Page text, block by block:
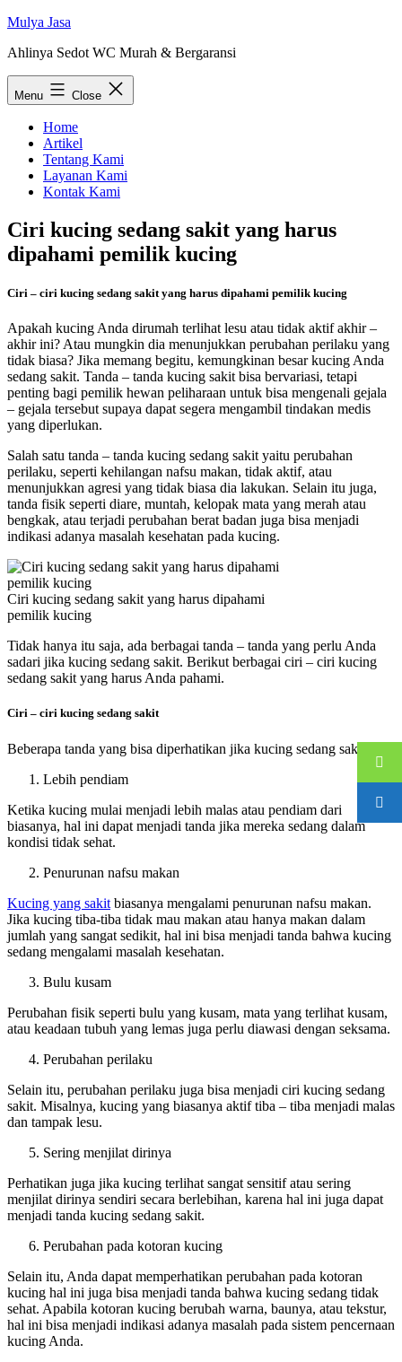
Skip
content
Mulya Jasa
Ahlinya Sedot WC Murah & Bergaransi
Menu Close
Home
Artikel
Tentang Kami
Layanan Kami
Kontak Kami
Ciri kucing sedang sakit yang harus
dipahami pemilik kucing
Ciri – ciri kucing sedang sakit yang harus dipahami pemilik kucing
Apakah kucing Anda dirumah terlihat lesu atau tidak aktif akhir –
akhir ini? Atau mungkin dia menunjukkan perubahan perilaku yang
tidak biasa? Jika memang begitu, kemungkinan besar kucing Anda
sedang sakit. Tanda – tanda kucing sakit bisa bervariasi, tetapi
penting bagi pemilik hewan peliharaan untuk bisa mengenali gejala
– gejala tersebut supaya dapat segera mengambil tindakan medis
yang diperlukan.
Salah satu tanda – tanda kucing sedang sakit yaitu perubahan
perilaku, seperti kehilangan nafsu makan, tidak aktif, atau
menunjukkan agresi yang tidak biasa dia lakukan. Selain itu juga,
tanda fisik seperti diare, muntah, kelopak mata yang merah atau
bengkak, atau terjadi perubahan berat badan juga bisa menjadi
indikasi adanya masalah kesehatan pada kucing.
Ciri kucing sedang sakit yang harus dipahami
pemilik kucing
Tidak hanya itu saja, ada berbagai tanda – tanda yang perlu Anda
sadari jika kucing sedang sakit. Berikut berbagai ciri – ciri kucing
sedang sakit yang harus Anda pahami.
Ciri – ciri kucing sedang sakit
Beberapa tanda yang bisa diperhatikan jika kucing sedang sakit:
Lebih pendiam
Ketika kucing mulai menjadi lebih malas atau pendiam dari
biasanya, hal ini dapat menjadi tanda jika mereka sedang dalam
kondisi tidak sehat.
Penurunan nafsu makan
Kucing yang sakit biasanya mengalami penurunan nafsu makan.
Jika kucing tiba-tiba tidak mau makan atau hanya makan dalam
jumlah yang sangat sedikit, hal ini bisa menjadi tanda bahwa kucing
sedang mengalami masalah kesehatan.
Bulu kusam
Perubahan fisik seperti bulu yang kusam, mata yang terlihat kusam,
atau keadaan tubuh yang lemas juga perlu diawasi dengan seksama.
Perubahan perilaku
Selain itu, perubahan perilaku juga bisa menjadi ciri kucing sedang
sakit. Misalnya, kucing yang biasanya aktif tiba – tiba menjadi malas
dan tampak lesu.
Sering menjilat dirinya
Perhatikan juga jika kucing terlihat sangat sensitif atau sering
menjilat dirinya sendiri secara berlebihan, karena hal ini juga dapat
menjadi tanda kucing sedang sakit.
Perubahan pada kotoran kucing
Selain itu, Anda dapat memperhatikan perubahan pada kotoran
kucing hal ini juga bisa menjadi tanda bahwa kucing sedang tidak
sehat. Apabila kotoran kucing berubah warna, baunya, atau tekstur,
hal ini bisa menjadi indikasi adanya masalah pada sistem pencernaan
kucing Anda.